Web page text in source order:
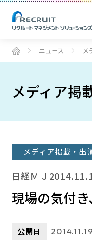
ニュース メ
メディア掲
メディア掲載・出
日経ＭＪ
現場の気付
公開日 2014.11.19